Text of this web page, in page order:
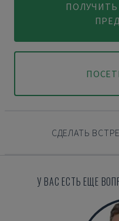
СДЕЛАТЬ
У ВАС ЕСТЬ ЕЩЕ